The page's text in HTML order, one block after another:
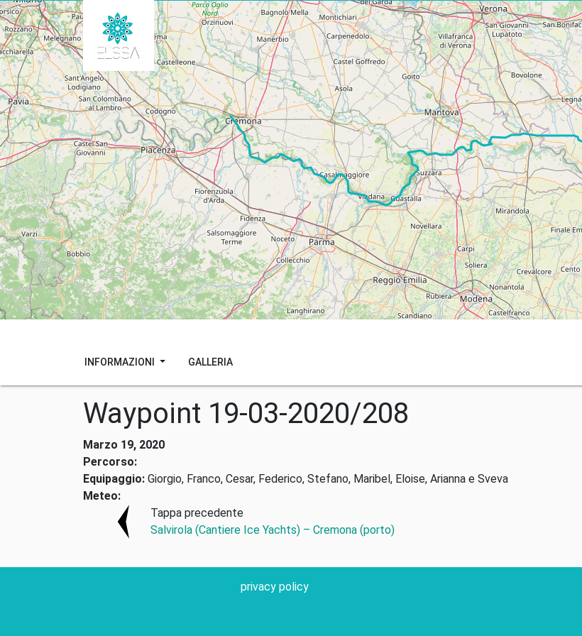
INFORMAZIONI GALLERIA
Waypoint 19-03-2020/208
Marzo 19, 2020
Percorso:
Equipaggio: Giorgio, Franco, Cesar, Federico, Stefano, Maribel, Eloise, Arianna e Sveva
Meteo:
Tappa precedente
Salvirola (Cantiere Ice Yachts) – Cremona (porto)
privacy policy